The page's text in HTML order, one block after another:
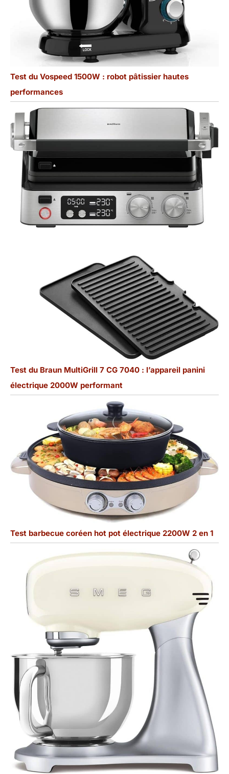
Test du Vospeed 1500W : robot pâtissier hautes
performances
Test du Braun MultiGrill 7 CG 7040 : l’appareil panini
électrique 2000W performant
Test barbecue coréen hot pot électrique 2200W 2 en 1